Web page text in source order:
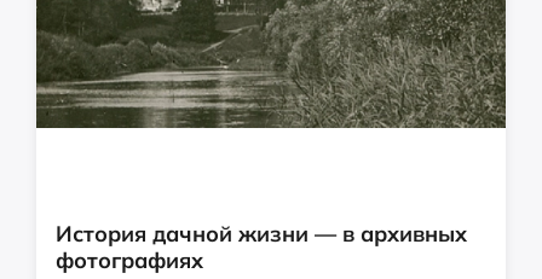
История дачной жизни — в архивных
фотографиях